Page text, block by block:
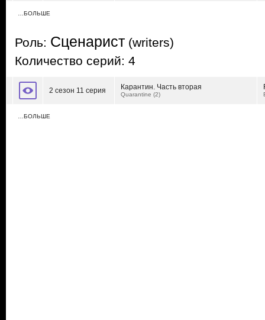
…БОЛЬШЕ
Роль: Сценарист (writers)
Количество серий: 4
2 сезон 11 серия Карантин. Часть вторая
Quarantine (2)
…БОЛЬШЕ